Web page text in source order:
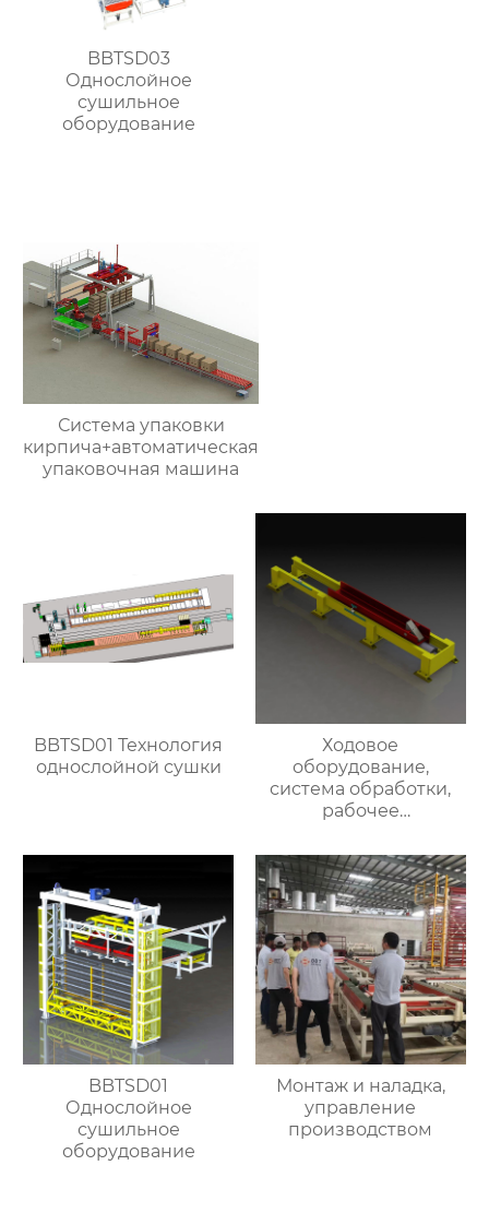
BBTSD03
Однослойное
сушильное
оборудование
Система упаковки
кирпича+автоматическая
упаковочная машина
BBTSD01 Технология
однослойной сушки
Ходовое
оборудование,
система обработки,
рабочее
тележек
BBTSD01
Однослойное
сушильное
оборудование
Монтаж и наладка,
управление
производством